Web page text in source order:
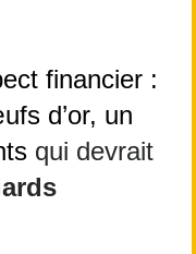
financier :
d’or, un
qui devrait